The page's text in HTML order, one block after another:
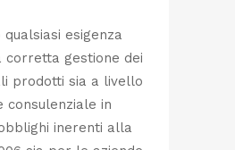
qualsiasi esigenza
gestione dei
prodotti sia a livello
consulenziale in
inerenti alla